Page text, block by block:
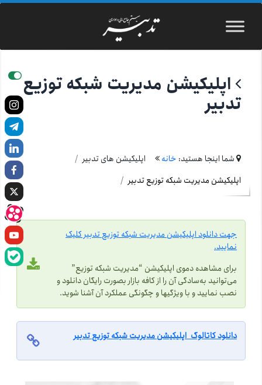
اپلیکیشن مدیریت شبکه توزیع
تدبیر
شما اینجا هستید: خانه
اپلیکیشن های تدبیر
اپلیکیشن مدیریت شبکه توزیع تدبیر
جهت دانلود اپلیکیشن مدیریت شبکه توزیع تدبیر کلیک
نمایید.
برای مشاهده دموی اپلیکیشن “مدیریت شبکه توزیع”
می‌توانید به‌سادگی آن را از کافه بازار بصورت رایگان دانلود و
نصب نمایید و با ویژگیها و چگونگی عملکرد آن آشنا شوید.‌
دانلود کاتالوگ اپلیکیشن مدیریت شبکه توزیع تدبیر